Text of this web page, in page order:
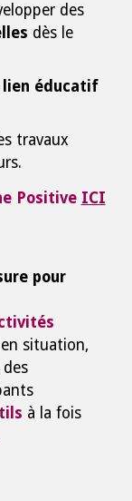
des
dès le
lien éducatif
travaux
Positive ICI
pour
situation,
à la fois